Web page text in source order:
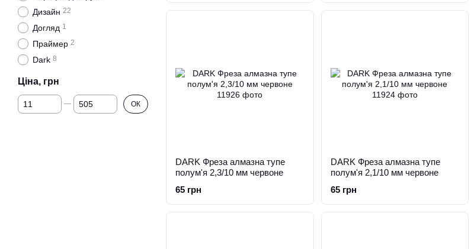
DARK Фреза алмазна тупе
полум'я 2,3/10 мм червоне
65 грн
DARK Фреза алмазна тупе
полум'я 2,1/10 мм червоне
65 грн
Дизайн 22
Догляд 1
Праймер 2
Dark 8
Ціна, грн
Від Ціна, грн
До Ціна, грн ОК